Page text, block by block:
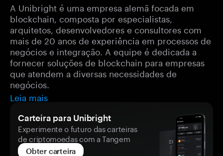
A Unibright é uma empresa alemã focada em
blockchain, composta por especialistas,
arquitetos, desenvolvedores e consultores com
mais de 20 anos de experiência em processos de
negócios e integração. A equipe é dedicada a
fornecer soluções de blockchain para empresas
que atendem a diversas necessidades de
negócios.
Leia mais
Carteira para Unibright
Experimente o futuro das carteiras
de criptomoedas com a Tangem
Obter carteira